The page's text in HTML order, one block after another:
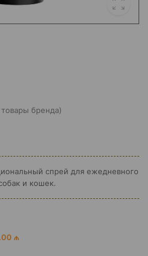
бренда)
спрей для ежедневного
и кошек.
₼